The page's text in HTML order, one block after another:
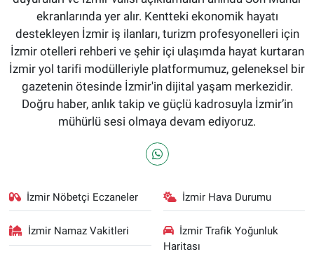
ekranlarında yer alır. Kentteki ekonomik hayatı
destekleyen İzmir iş ilanları, turizm profesyonelleri için
İzmir otelleri rehberi ve şehir içi ulaşımda hayat kurtaran
İzmir yol tarifi modülleriyle platformumuz, geleneksel bir
gazetenin ötesinde İzmir'in dijital yaşam merkezidir.
Doğru haber, anlık takip ve güçlü kadrosuyla İzmir’in
mühürlü sesi olmaya devam ediyoruz.
İzmir Nöbetçi Eczaneler İzmir Hava Durumu
İzmir Namaz Vakitleri
İzmir Trafik Yoğunluk
Haritası